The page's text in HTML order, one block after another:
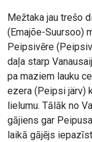
Mežtaka jau trešo
(Emajõe-Suursoo)
Peipsivēre
daļa starp
pa maziem lauku
ezera (Peipsi järv)
lielumu. Tālāk no
gājiens gar
laikā gājējs